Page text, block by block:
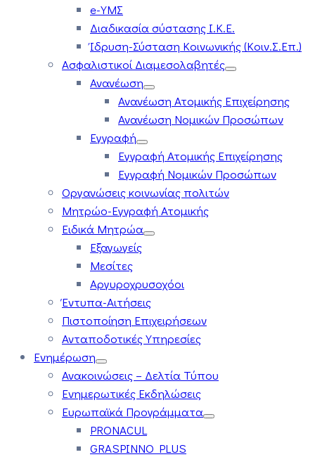
e-ΥΜΣ
Διαδικασία σύστασης Ι.Κ.Ε.
Ίδρυση-Σύσταση Κοινωνικής (Κοιν.Σ.Επ.)
Ασφαλιστικοί Διαμεσολαβητές
Ανανέωση
Ανανέωση Ατομικής Επιχείρησης
Ανανέωση Νομικών Προσώπων
Εγγραφή
Εγγραφή Ατομικής Επιχείρησης
Εγγραφή Νομικών Προσώπων
Οργανώσεις κοινωνίας πολιτών
Μητρώο-Εγγραφή Ατομικής
Ειδικά Μητρώα
Εξαγωγείς
Μεσίτες
Αργυροχρυσοχόοι
Έντυπα-Αιτήσεις
Πιστοποίηση Επιχειρήσεων
Ανταποδοτικές Υπηρεσίες
Ενημέρωση
Ανακοινώσεις – Δελτία Τύπου
Ενημερωτικές Εκδηλώσεις
Ευρωπαϊκά Προγράμματα
PRONACUL
GRASPINNO PLUS